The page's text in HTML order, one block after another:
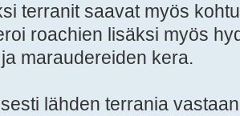
terranit saavat myös
roachien lisäksi myös
maraudereiden kera.
lähden terrania